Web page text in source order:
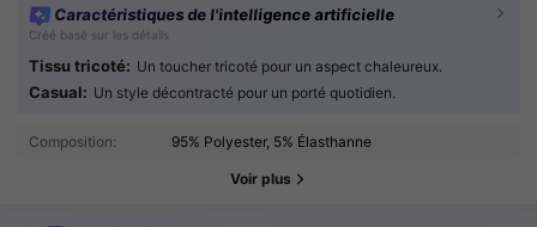
Caractéristiques de l'intelligence artificielle
Créé basé sur les détails
Tissu tricoté: Un toucher tricoté pour un aspect chaleureux.
Casual: Un style décontracté pour un porté quotidien.
Composition: 95% Polyester, 5% Élasthanne
Voir plus
4.92 1.1M Suiveurs
1.1M Suiveurs